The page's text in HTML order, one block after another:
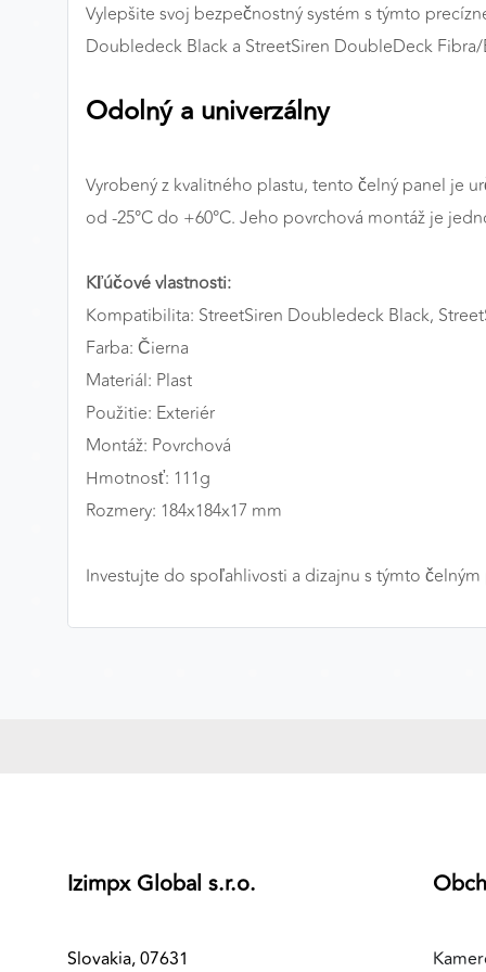
Vylepšite svoj bezpečnostný systém s týmto
Doubledeck Black a StreetSiren DoubleDeck
Odolný a univerzálny
Vyrobený z kvalitného plastu, tento čelný panel je
od -25°C do +60°C. Jeho povrchová montáž je
Kľúčové vlastnosti:
Kompatibilita: StreetSiren Doubledeck Black,
Farba: Čierna
Materiál: Plast
Použitie: Exteriér
Montáž: Povrchová
Hmotnosť: 111g
Rozmery: 184x184x17 mm
Investujte do spoľahlivosti a dizajnu s týmto
Izimpx Global s.r.o.
Slovakia, 07631
ANALYTICKÉ COOKIES
nášho webu. Ich pomocou určujeme počet návštev a
zdroje návštev našich webových stránok. Dáta získané
pomocou týchto cookies spracovávame anonymne a
konkrétnych používateľov nášho webu. Vďaka týmto
cookies môžeme optimalizovať výkon a funkčnosť
našich stránok.
Google Analytics
MARKETINGOVÉ COOKIES
správania používateľov naprieč webovými stránkami.
relevantnú reklamu, a to na našom webe aj v